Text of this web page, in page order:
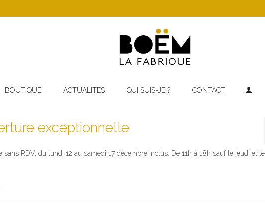
BOUTIQUE ACTUALITES QUI SUIS-JE ? CONTACT
exceptionnelle
RDV, du lundi 12 au samedi 17 décembre inclus. De 11h à 18h sauf le jeudi et le